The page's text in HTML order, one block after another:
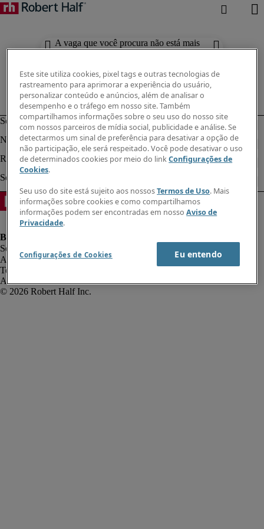
A vaga que você procura não está mais
Aviso de Privacidade
Termos de uso
Alerta de fraude
Este site utiliza cookies, pixel tags e outras tecnologias de
rastreamento para aprimorar a experiência do usuário,
personalizar conteúdo e anúncios, além de analisar o
desempenho e o tráfego em nosso site. Também
compartilhamos informações sobre o seu uso do nosso site
com nossos parceiros de mídia social, publicidade e análise. Se
detectarmos um sinal de preferência para desativar a opção de
não participação, ele será respeitado. Você pode desativar o uso
de determinados cookies por meio do linkConfigurações de
Cookies.
Seu uso do site está sujeito aos nossosTermos de Uso. Mais
informações sobre cookies e como compartilhamos
informações podem ser encontradas em nossoAviso de
Privacidade.
Configurações de Cookies Eu entendo